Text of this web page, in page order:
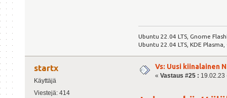
Ubuntu 22.04 LTS, Gnome
Ubuntu 22.04 LTS, KDE
startx
Käyttäjä
Viestejä: 414
Vs: Uusi kiinalainen
« Vastaus #25 : 19.02.23